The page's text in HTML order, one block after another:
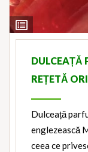
View
Ingredients
DULCEAȚĂ
REȚETĂ
Dulceață
englezească
ceea ce